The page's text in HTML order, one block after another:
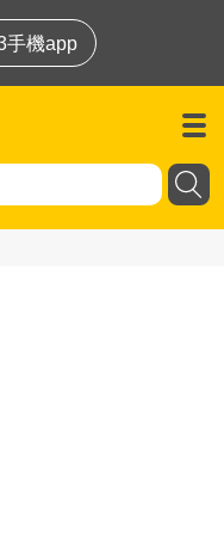
手機app